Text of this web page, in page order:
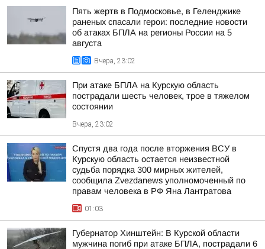
Пять жертв в Подмосковье, в Геленджике
раненых спасали герои: последние новости
об атаках БПЛА на регионы России на 5
августа
Вчера, 23:02
При атаке БПЛА на Курскую область
пострадали шесть человек, трое в тяжелом
состоянии
Вчера, 23:02
Спустя два года после вторжения ВСУ в
Курскую область остается неизвестной
судьба порядка 300 мирных жителей,
сообщила Zvezdanews уполномоченный по
правам человека в РФ Яна Лантратова
01:03
Губернатор Хинштейн: В Курской области
мужчина погиб при атаке БПЛА, пострадали 6